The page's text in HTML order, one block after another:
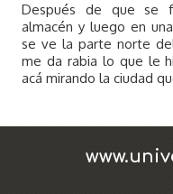
Después de que se
almacén y luego en
se ve la parte norte
me da rabia lo que le
acá mirando la ciudad